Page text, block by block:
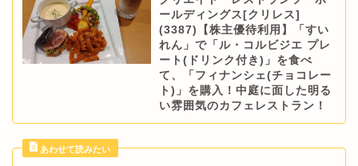
ールディングス[クリレス]
(3387)【株主優待利用】「すい
れん」で「ル・コルビジエ プレ
ート(ドリンク付き)」を食べ
て、「フィナンシェ(チョコレー
ト)」を購入！中庭に面した明る
い雰囲気のカフェレストラン！